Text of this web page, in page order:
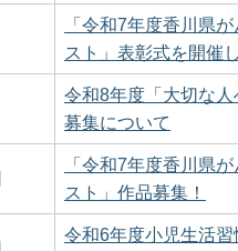
「令和7年度香川県
スト」表彰式を開催
令和8年度「大切な
募集について
「令和7年度香川県
スト」作品募集！
令和6年度小児生活